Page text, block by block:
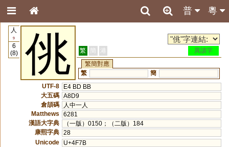
粵
普
人
9
6
(8)
佻 繁 簡 港
異讀字
繁簡對應
繁
簡
UTF-8
E4 BD BB
大五碼 A8D9
倉頡碼
人中一人
Matthews
6281
漢語大字典
（一版）0150；（二版）184
康熙字典 28
Unicode
U+4F7B